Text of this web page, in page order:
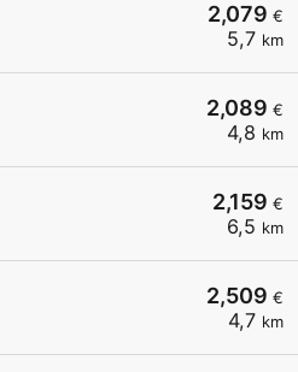
2,079 €
5,7 km
2,089 €
4,8 km
2,159 €
6,5 km
2,509 €
4,7 km